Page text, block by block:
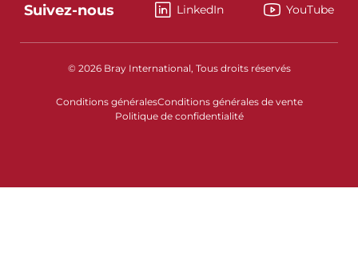
Suivez-nous LinkedIn YouTube
© 2026 Bray International, Tous droits réservés
Conditions généralesConditions générales de vente
Politique de confidentialité